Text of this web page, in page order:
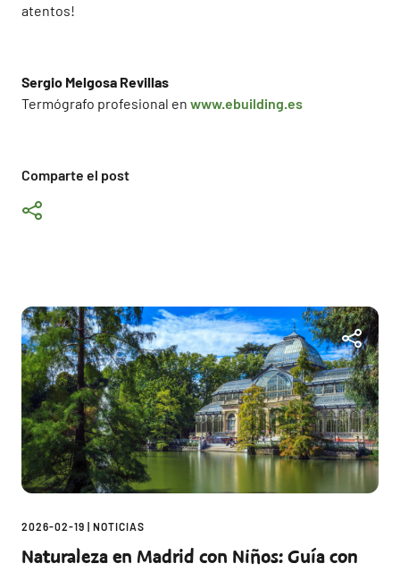
Comparte el post
atentos!
Sergio Melgosa Revillas
Termógrafo profesional en www.ebuilding.es
2026-02-19 | NOTICIAS
Naturaleza en Madrid con Niños: Guía con